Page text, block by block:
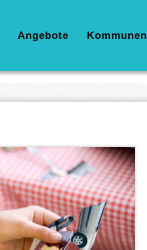
Angebote Kommunen